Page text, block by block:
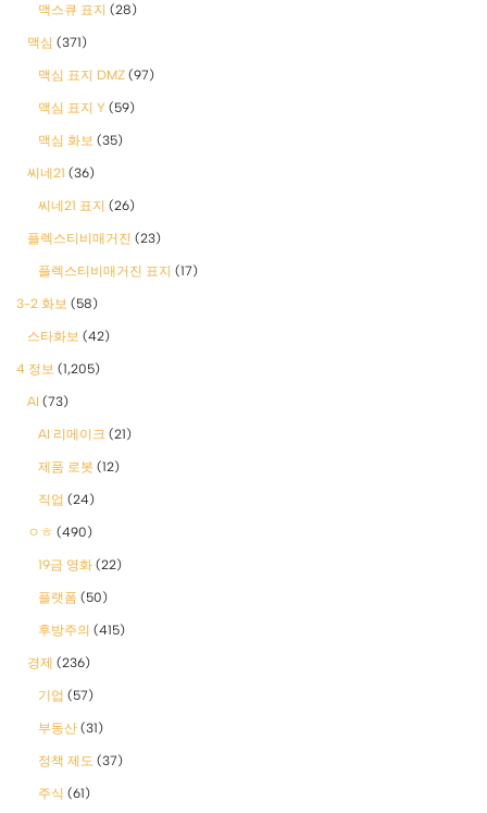
맥스큐 표지 (28)
맥심 (371)
맥심 표지 DMZ (97)
맥심 표지 Y (59)
맥심 화보 (35)
씨네21 (36)
씨네21 표지 (26)
플렉스티비매거진 (23)
플렉스티비매거진 표지 (17)
3-2 화보 (58)
스타화보 (42)
4 정보 (1,205)
AI (73)
AI 리메이크 (21)
제품 로봇 (12)
직업 (24)
ㅇㅎ (490)
19금 영화 (22)
플랫폼 (50)
후방주의 (415)
경제 (236)
기업 (57)
부동산 (31)
정책 제도 (37)
주식 (61)